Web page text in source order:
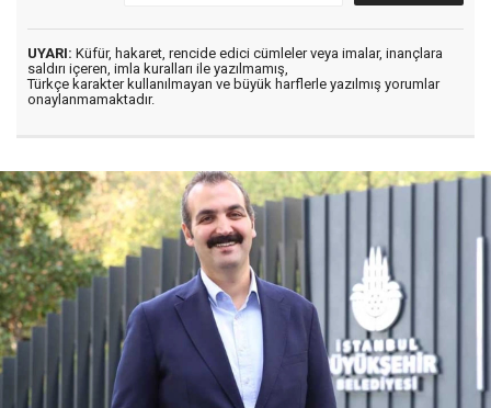
UYARI: Küfür, hakaret, rencide edici cümleler veya imalar, inançlara
saldırı içeren, imla kuralları ile yazılmamış,
Türkçe karakter kullanılmayan ve büyük harflerle yazılmış yorumlar
onaylanmamaktadır.